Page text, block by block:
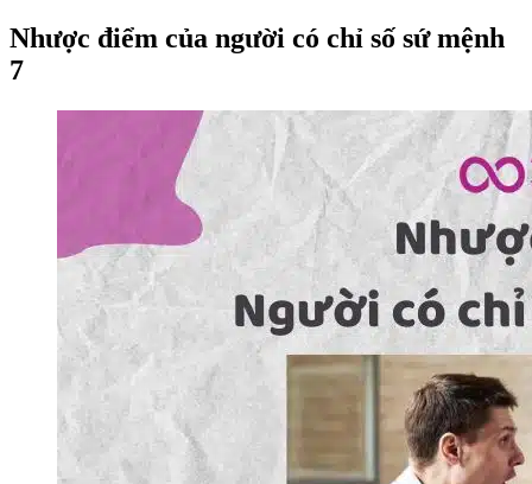
Nhược điểm của người có chỉ số sứ mệnh
7